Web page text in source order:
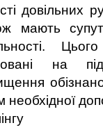
довільних
мають
на